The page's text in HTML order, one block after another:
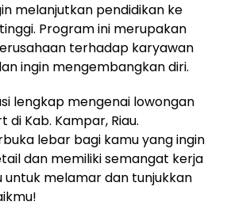
melanjutkan pendidikan ke
Program ini merupakan
terhadap karyawan
ingin mengembangkan diri.
lengkap mengenai lowongan
di Kab. Kampar, Riau.
lebar bagi kamu yang ingin
dan memiliki semangat kerja
untuk melamar dan tunjukkan